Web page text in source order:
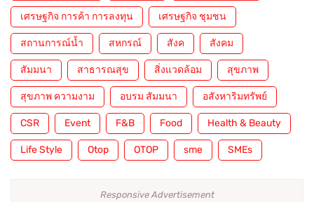
เศรษฐกิจ การค้า การลงทุน เศรษฐกิจ ชุมชน
สถานการณ์น้ำ สหกรณ์ สังค สังคม
สัมมนา สาธารณสุข สิ่งแวดล้อม สุขภาพ
สุขภาพ ความงาม อบรม สัมมนา อสังหาริมทรัพย์
CSR Event F&B Food Health & Beauty
Life Style Otop OTOP sme SMEs
Responsive Advertisement